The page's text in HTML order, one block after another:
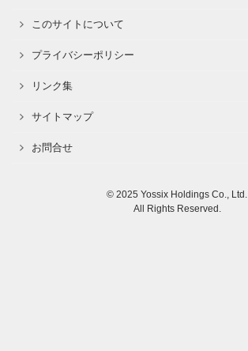
このサイトについて
プライバシーポリシー
リンク集
サイトマップ
お問合せ
© 2025 Yossix Holdings Co., Ltd.
All Rights Reserved.